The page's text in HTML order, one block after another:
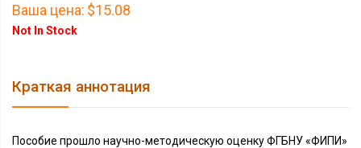
Ваша цена: $15.08
Not In Stock
Краткая аннотация
Пособие прошло научно-методическую оценку ФГБНУ «ФИПИ»